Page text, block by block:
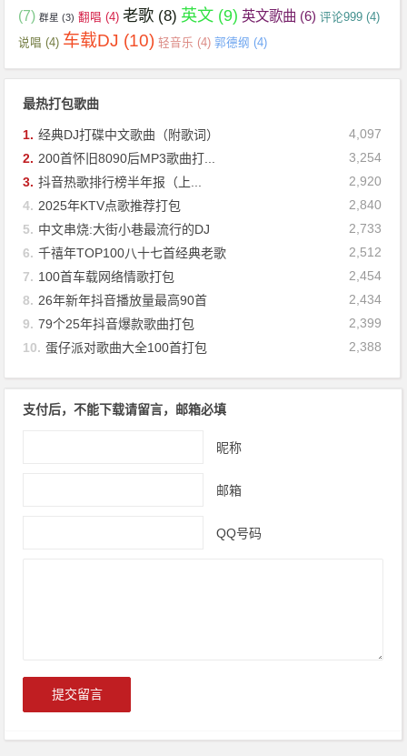
(7) 群星 (3) 翻唱 (4) 老歌 (8) 英文 (9) 英文歌曲 (6) 评论999 (4)
说唱 (4) 车载DJ (10) 轻音乐 (4) 郭德纲 (4)
最热打包歌曲
4,097
1. 经典DJ打碟中文歌曲（附歌词）
3,254
2. 200首怀旧8090后MP3歌曲打...
2,920
3. 抖音热歌排行榜半年报（上...
2,840
4. 2025年KTV点歌推荐打包
2,733
5. 中文串烧:大街小巷最流行的DJ
2,512
6. 千禧年TOP100八十七首经典老歌
2,454
7. 100首车载网络情歌打包
2,434
8. 26年新年抖音播放量最高90首
2,399
9. 79个25年抖音爆款歌曲打包
2,388
10. 蛋仔派对歌曲大全100首打包
支付后，不能下载请留言，邮箱必填
昵称
邮箱
QQ号码